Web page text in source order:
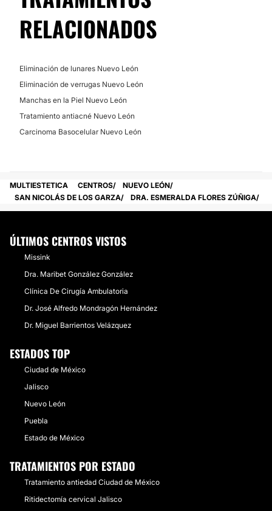
RELACIONADOS
Eliminación de lunares Nuevo León
Eliminación de verrugas Nuevo León
Manchas en la Piel Nuevo León
Tratamiento antiacné Nuevo León
Carcinoma Basocelular Nuevo León
MULTIESTETICA CENTROS
NUEVO LEÓN
SAN NICOLÁS DE LOS GARZA
DRA. ESMERALDA FLORES ZÚÑIGA
ÚLTIMOS CENTROS VISTOS
Missink
Dra. Maribet González González
Clínica De Cirugía Ambulatoria
Dr. José Alfredo Mondragón Hernández
Dr. Miguel Barrientos Velázquez
ESTADOS TOP
Ciudad de México
Jalisco
Nuevo León
Puebla
Estado de México
TRATAMIENTOS POR ESTADO
Tratamiento antiedad Ciudad de México
Ritidectomía cervical Jalisco